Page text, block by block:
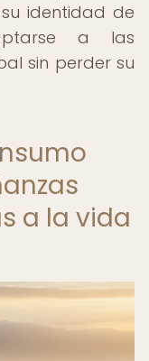
identidad de
a las
sin perder su
a la vida